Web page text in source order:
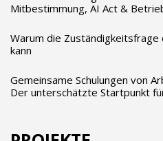
Mitbestimmung, AI Act &
Warum die
kann
Gemeinsame Schulungen von
Der unterschätzte Startpunkt